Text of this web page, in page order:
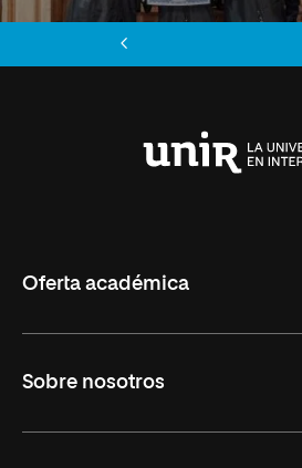
Oferta académica
Másteres Oficiales
Sobre nosotros